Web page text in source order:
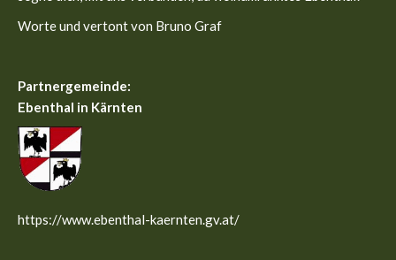
Worte und vertont von Bruno Graf
Partnergemeinde:
Ebenthal in Kärnten
https://www.ebenthal-kaernten.gv.at/